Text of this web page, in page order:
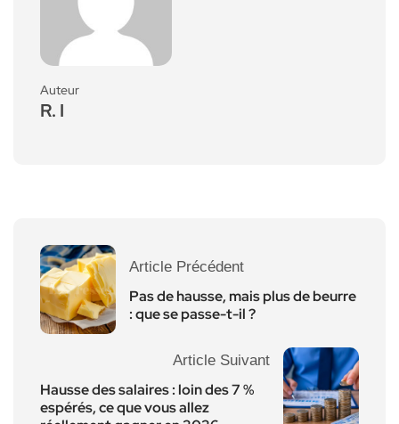
Auteur
R. I
Article Précédent
Pas de hausse, mais plus de beurre
: que se passe-t-il ?
Article Suivant
Hausse des salaires : loin des 7 %
espérés, ce que vous allez